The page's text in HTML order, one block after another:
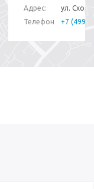
Адрес:
ул.
Телефон
+7 (499)